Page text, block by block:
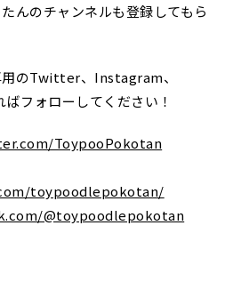
んのチャンネルも登録してもら
用のTwitter、Instagram、
フォローしてください！
ToypooPokotan
toypoodlepokotan/
@toypoodlepokotan